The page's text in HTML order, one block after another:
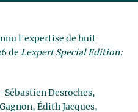
l'expertise de huit
de Lexpert Special Edition:
Desroches,
Édith Jacques,